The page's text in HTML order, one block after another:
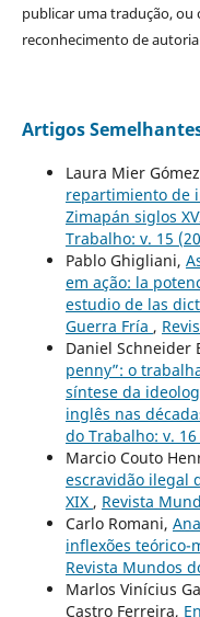
publicar uma tradução,
reconhecimento de
Artigos
Laura Mier
repartimiento de
Zimapán siglos
Trabalho: v. 15
Pablo Ghigliani,
em ação: la
estudio de las
Guerra Fría ,
Daniel Schneider
penny”: o
síntese da
inglês nas
do Trabalho: v. 16
Marcio Couto
escravidão ilegal
XIX , Revista
Carlo Romani,
inflexões teórico-
Revista Mundos
Marlos Vinícius
Castro Ferreira,